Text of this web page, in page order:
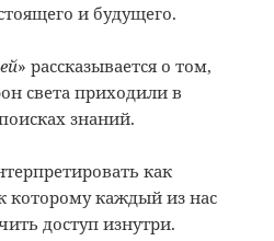
и будущего.
» рассказывается о том,
света приходили в
знаний.
как
которому каждый из нас
доступ изнутри.